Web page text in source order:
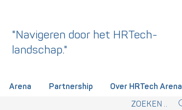
"Navigeren door het HRTech-
landschap."
Arena Partnership
Over HRTech Arena
actieplan.